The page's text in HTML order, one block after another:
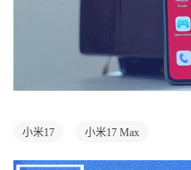
小米17 小米17 Max